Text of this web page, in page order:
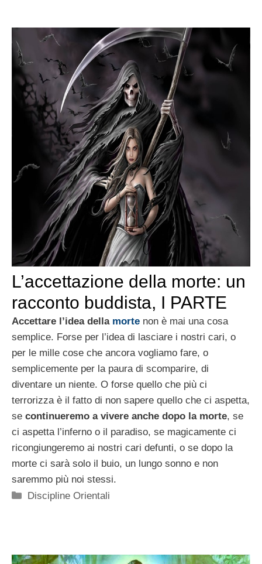
L’accettazione della morte: un
racconto buddista, I PARTE
Accettare l’idea della morte non è mai una cosa
semplice. Forse per l’idea di lasciare i nostri cari, o
per le mille cose che ancora vogliamo fare, o
semplicemente per la paura di scomparire, di
diventare un niente. O forse quello che più ci
terrorizza è il fatto di non sapere quello che ci aspetta,
se continueremo a vivere anche dopo la morte, se
ci aspetta l’inferno o il paradiso, se magicamente ci
ricongiungeremo ai nostri cari defunti, o se dopo la
morte ci sarà solo il buio, un lungo sonno e non
saremmo più noi stessi.
Categorie
Discipline Orientali